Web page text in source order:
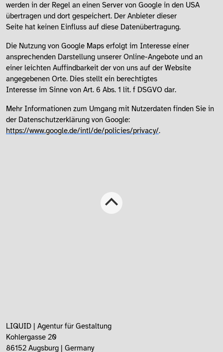
werden in der Regel an einen Server von Google in den USA
übertragen und dort gespeichert. Der Anbieter dieser
Seite hat keinen Einfluss auf diese Datenübertragung.
Die Nutzung von Google Maps erfolgt im Interesse einer
ansprechenden Darstellung unserer Online-Angebote und an
einer leichten Auffindbarkeit der von uns auf der Website
angegebenen Orte. Dies stellt ein berechtigtes
Interesse im Sinne von Art. 6 Abs. 1 lit. f DSGVO dar.
Mehr Informationen zum Umgang mit Nutzerdaten finden Sie in
der Datenschutzerklärung von Google:
https://www.google.de/intl/de/policies/privacy/.
LIQUID | Agentur für Gestaltung
Kohlergasse 20
86152 Augsburg | Germany